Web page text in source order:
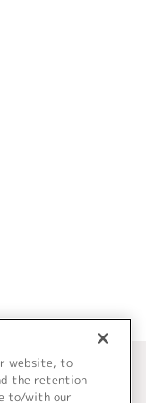
website, to
the retention
to/with our